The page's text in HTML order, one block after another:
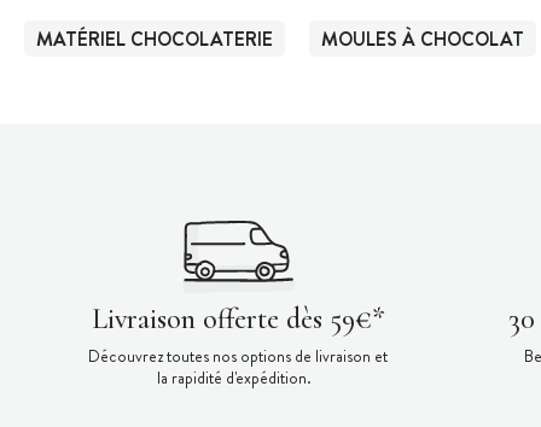
MATÉRIEL CHOCOLATERIE MOULES À CHOCOLAT
Livraison offerte dès 59€*
Découvrez toutes nos options de livraison et
la rapidité d'expédition.